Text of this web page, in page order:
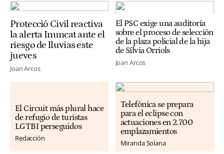
Protecció Civil reactiva
la alerta Inuncat ante el
riesgo de lluvias este
jueves
Joan Arcos
El PSC exige una auditoría
sobre el proceso de selección
de la plaza policial de la hija
de Sílvia Orriols
Joan Arcos
El Circuit más plural hace
de refugio de turistas
LGTBI perseguidos
Redacción
Telefónica se prepara
para el eclipse con
actuaciones en 2.700
emplazamientos
Miranda Solana